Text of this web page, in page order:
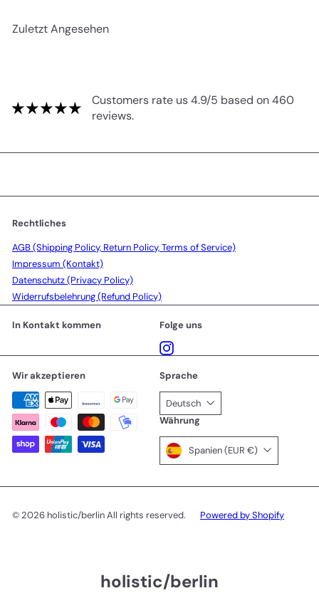
Zuletzt Angesehen
Customers rate us 4.9/5 based on 460
reviews.
Rechtliches
AGB (Shipping Policy, Return Policy, Terms of Service)
Impressum (Kontakt)
Datenschutz (Privacy Policy)
Widerrufsbelehrung (Refund Policy)
In Kontakt kommen
Folge uns
Instagram
Wir akzeptieren Sprache
Deutsch
Währung
Spanien (EUR €)
© 2026 holistic/berlin All rights reserved. Powered by Shopify
holistic/berlin